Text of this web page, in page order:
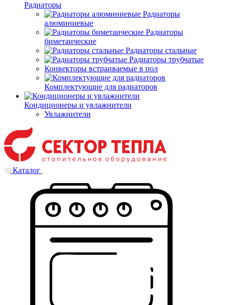
Радиаторы
Радиаторы
алюминиевые
Радиаторы
биметаические
Радиаторы стальные
Радиаторы трубчатые
Конвекторы встраиваемые в пол
Комплектующие для радиаторов
Кондиционеры и увлажнители
Увлажнители
Каталог